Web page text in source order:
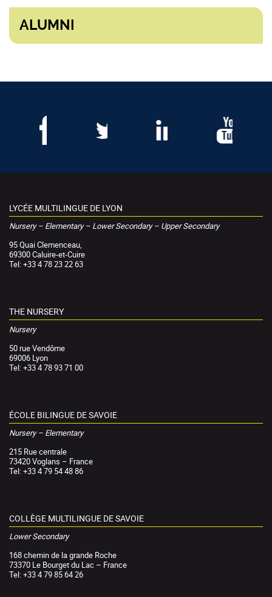
ALUMNI
LYCÉE MULTILINGUE DE LYON
Nursery – Elementary – Lower Secondary – Upper Secondary
95 Quai Clemenceau,
69300 Caluire-et-Cuire
Tel: +33 4 78 23 22 63
THE NURSERY
Nursery
50 rue Vendôme
69006 Lyon
Tel: +33 4 78 93 71 00
ÉCOLE BILINGUE DE SAVOIE
Nursery – Elementary
215 Rue centrale
73420 Voglans – France
Tel: +33 4 79 54 48 86
COLLÈGE MULTILINGUE DE SAVOIE
Lower Secondary
168 chemin de la grande Roche
73370 Le Bourget du Lac – France
Tel: +33 4 79 85 64 26